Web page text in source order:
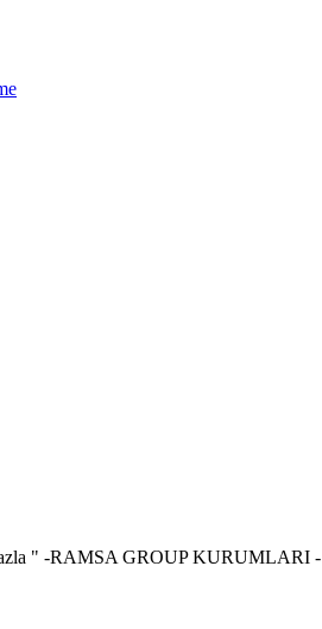
" -RAMSA GROUP KURUMLARI -